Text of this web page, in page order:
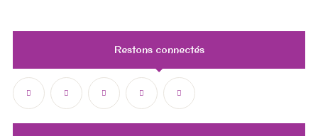
Restons connectés